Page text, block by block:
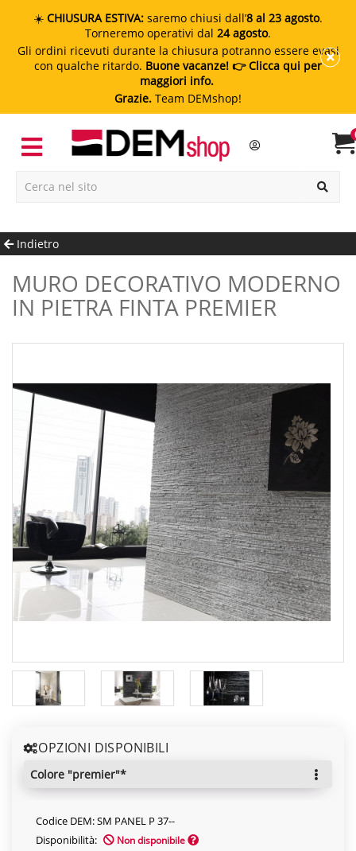
☀️ CHIUSURA ESTIVA: saremo chiusi dall’8 al 23 agosto.
Torneremo operativi dal 24 agosto.
Gli ordini ricevuti durante la chiusura potranno essere evasi
con qualche ritardo. Buone vacanze! 👉 Clicca qui per
maggiori info.
Grazie. Team DEMshop!
Indietro
MURO DECORATIVO MODERNO
IN PIETRA FINTA PREMIER
OPZIONI DISPONIBILI
colore "premier"*
Codice DEM: SM PANEL P 37--
Disponibilità:
Non disponibile